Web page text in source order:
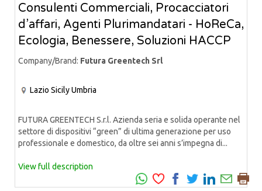
Consulenti Commerciali, Procacciatori
d’affari, Agenti Plurimandatari - HoReCa,
Ecologia, Benessere, Soluzioni HACCP
Company/Brand: Futura Greentech Srl
Lazio SicilyUmbria
FUTURA GREENTECH S.r.l. Azienda seria e solida operante nel
settore di dispositivi “green” di ultima generazione per uso
professionale e domestico, da oltre sei anni s’impegna di...
View full description